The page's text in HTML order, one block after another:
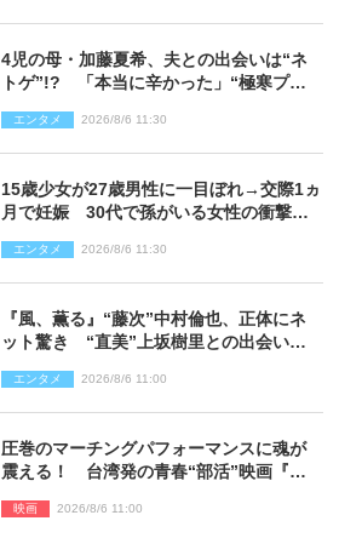
4児の母・加藤夏希、夫との出会いは“ネ
トゲ”!? 「本当に辛かった」“極寒プロ
エンタメ 2026/8/6 11:30
15歳少女が27歳男性に一目ぼれ→交際1ヵ
月で妊娠 30代で孫がいる女性の衝撃半
エンタメ 2026/8/6 11:30
『風、薫る』“藤次”中村倫也、正体にネ
ット驚き “直美”上坂樹里との出会いに
しなよ！」
エンタメ 2026/8/6 11:00
圧巻のマーチングパフォーマンスに魂が
震える！ 台湾発の青春“部活”映画『進
映画 2026/8/6 11:00